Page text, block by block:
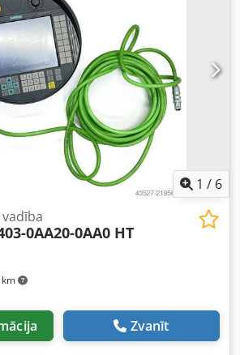
1 / 6
0AA20-0AA0 HT
Zvanīt